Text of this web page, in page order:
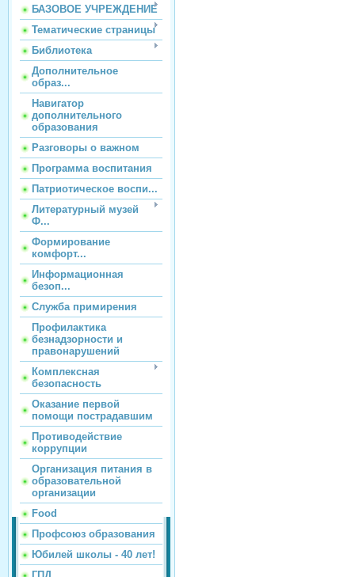
БАЗОВОЕ УЧРЕЖДЕНИЕ
Тематические страницы
Библиотека
Дополнительное
образ...
Навигатор
дополнительного
образования
Разговоры о важном
Программа воспитания
Патриотическое воспи...
Литературный музей
Ф...
Формирование
комфорт...
Информационная
безоп...
Служба примирения
Профилактика
безнадзорности и
правонарушений
Комплексная
безопасность
Оказание первой
помощи пострадавшим
Противодействие
коррупции
Организация питания в
образовательной
организации
Food
Профсоюз образования
Юбилей школы - 40 лет!